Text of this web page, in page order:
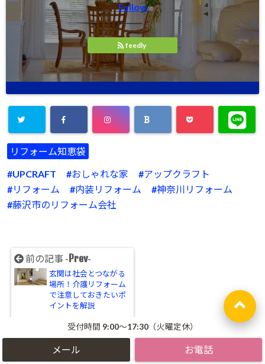
受付時間 9:00～17:30（火曜定休）
Follow
feedly
リフォーム知恵袋
UPCRAFT
おしゃれな家
アップクラフト
リフォーム
内装リフォーム
神奈川リフォーム
藤沢市のリフォーム会社
前の記事 -Prev-
玄関は社会とつながる
場所！介護リフォーム
で注意しておきたいポ
イントを解説
次の記事 -Next-
耐震補強（たいしんほ